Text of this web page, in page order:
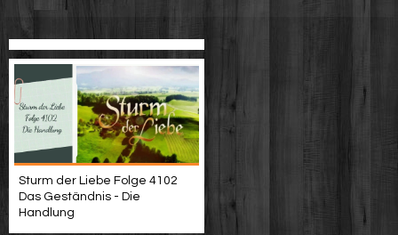
Sturm der Liebe Folge 4102
Das Geständnis - Die
Handlung